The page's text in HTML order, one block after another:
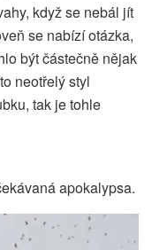
když se nebál jít
se nabízí otázka,
být částečně nějak
neotřelý styl
tak je tohle
apokalypsa.